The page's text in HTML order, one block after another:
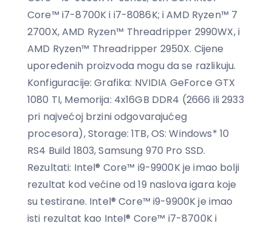
Core™ i7-8700K i i7-8086K; i AMD Ryzen™ 7
2700X, AMD Ryzen™ Threadripper 2990WX, i
AMD Ryzen™ Threadripper 2950X. Cijene
upoređenih proizvoda mogu da se razlikuju.
Konfiguracije: Grafika: NVIDIA GeForce GTX
1080 TI, Memorija: 4x16GB DDR4 (2666 ili 2933
pri najvećoj brzini odgovarajućeg
procesora), Storage: 1TB, OS: Windows* 10
RS4 Build 1803, Samsung 970 Pro SSD.
Rezultati: Intel® Core™ i9-9900K je imao bolji
rezultat kod većine od 19 naslova igara koje
su testirane. Intel® Core™ i9-9900K je imao
isti rezultat kao Intel® Core™ i7-8700K i